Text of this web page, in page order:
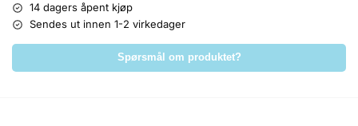
14 dagers åpent kjøp
Sendes ut innen 1-2 virkedager
Spørsmål om produktet?